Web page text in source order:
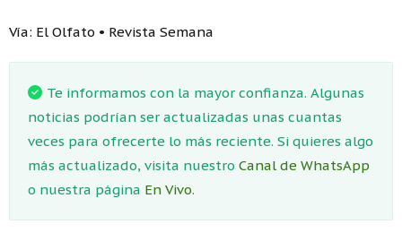
Vía: El Olfato • Revista Semana
Te informamos con la mayor confianza. Algunas
noticias podrían ser actualizadas unas cuantas
veces para ofrecerte lo más reciente. Si quieres algo
más actualizado, visita nuestro Canal de WhatsApp
o nuestra página En Vivo.